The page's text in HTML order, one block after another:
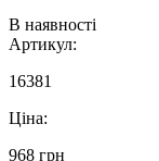
В наявності
Артикул:
16381
Ціна:
968 грн